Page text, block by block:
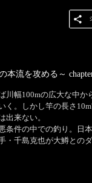
本流を攻める～
川幅100mの広大な中か
く。しかし竿の長さ
出来ない。
条件の中での釣り。日
・千島克也が大鱒との